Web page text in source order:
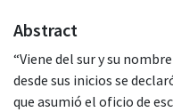
Abstract
“Viene del sur y su
desde sus inicios se
que asumió el oficio de